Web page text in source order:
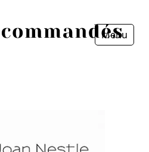
Menu
Fermer